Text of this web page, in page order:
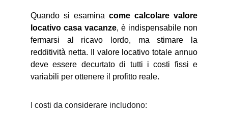
Quando si esamina come calcolare valore
locativo casa vacanze, è indispensabile non
fermarsi al ricavo lordo, ma stimare la
redditività netta. Il valore locativo totale annuo
deve essere decurtato di tutti i costi fissi e
variabili per ottenere il profitto reale.
I costi da considerare includono: